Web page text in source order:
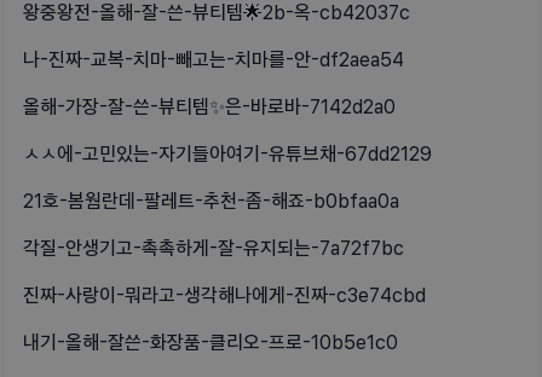
왕중왕전-올해-잘-쓴-뷰티템🌟2b-옥-cb42037c
나-진짜-교복-치마-빼고는-치마를-안-df2aea54
올해-가장-잘-쓴-뷰티템✨️은-바로바-7142d2a0
ㅅㅅ에-고민있는-자기들아여기-유튜브채-67dd2129
21호-봄웜란데-팔레트-추천-좀-해죠-b0bfaa0a
각질-안생기고-촉촉하게-잘-유지되는-7a72f7bc
진짜-사랑이-뭐라고-생각해나에게-진짜-c3e74cbd
내기-올해-잘쓴-화장품-클리오-프로-10b5e1c0